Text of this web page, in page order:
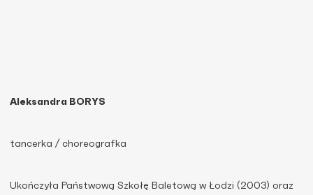
Aleksandra BORYS
tancerka / choreografka
Ukończyła Państwową Szkołę Baletową w Łodzi (2003) oraz